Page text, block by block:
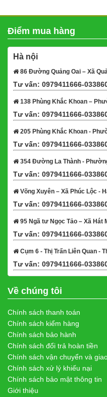
Điểm mua hàng
Hà nội
86 Đường Quảng Oai – Xã
Tư vấn: 0979411666-
138 Phùng Khắc Khoan –
Tư vấn: 0979411666-
205 Phùng Khắc Khoan -
Tư vấn: 0979411666-
354 Đường La Thành -
Tư vấn: 0979411666-
Võng Xuyên – Xã Phúc Lộc -
Tư vấn: 0979411666-
95 Ngã tư Ngọc Tảo – Xã Hát
Tư vấn: 0979411666-
Cụm 6 - Thị Trấn Liên Quan -
Tư vấn: 0979411666-
Về chúng tôi
Chính sách thanh toán
Chính sách kiểm hàng
Chính sách bảo hành
Chính sách đổi trả hoàn tiền
Chính sách vận chuyển và
Chính sách xử lý khiếu nại
Chính sách bảo mật thông tin
Giới thiệu